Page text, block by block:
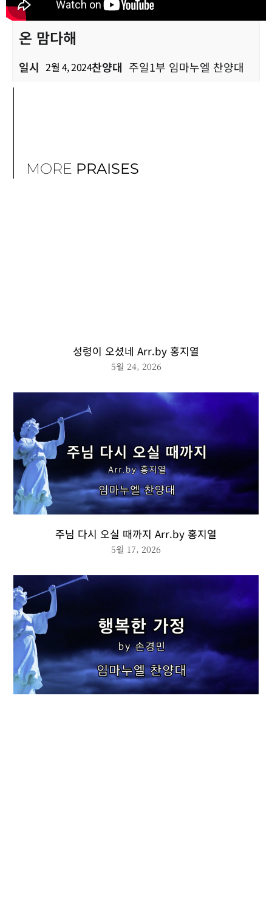
온 맘다해
일시 2월 4, 2024찬양대 주일1부 임마누엘 찬양대
MORE PRAISES
성령이 오셨네 Arr.by 홍지열
5월 24, 2026
주님 다시 오실 때까지 Arr.by 홍지열
5월 17, 2026